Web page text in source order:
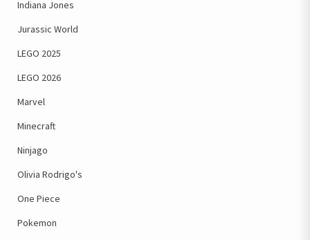
Indiana Jones
Jurassic World
LEGO 2025
LEGO 2026
Marvel
Minecraft
Ninjago
Olivia Rodrigo's
One Piece
Pokemon